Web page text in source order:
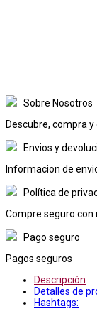
Sobre Nosotros
Descubre, compra
Envios y
Informacion de
Política de
Compre seguro con
Pago seguro
Pagos seguros
Descripción
Detalles de
Hashtags: